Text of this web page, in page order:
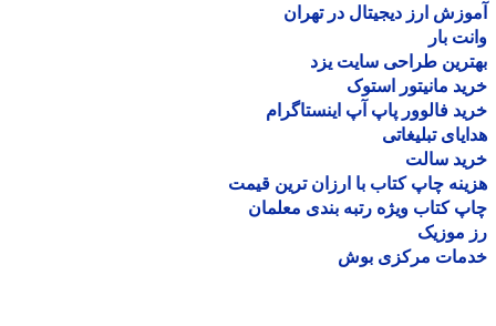
ارز دیجیتال در تهران
بار
طراحی سایت یزد
مانیتور استوک
فالوور پاپ آپ اینستاگرام
تبلیغاتی
سالت
چاپ کتاب با ارزان ترین قیمت
کتاب ویژه رتبه بندی معلمان
موزیک
مرکزی بوش